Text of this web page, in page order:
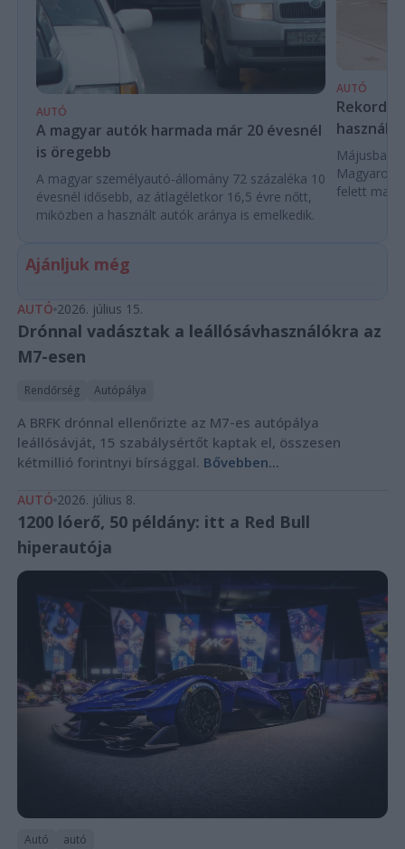
AUTÓ
A magyar autók harmada már 20 évesnél
is öregebb
A magyar személyautó-állomány 72 százaléka 10
évesnél idősebb, az átlagéletkor 16,5 évre nőtt,
miközben a használt autók aránya is emelkedik.
AUTÓ
Májusban
felett
Ajánljuk még
AUTÓ 2026. július 15.
Drónnal vadásztak a leállósávhasználókra az
M7-esen
Rendőrség Autópálya
A BRFK drónnal ellenőrizte az M7-es autópálya
leállósávját, 15 szabálysértőt kaptak el, összesen
kétmillió forintnyi bírsággal. Bővebben...
AUTÓ 2026. július 8.
1200 lóerő, 50 példány: itt a Red Bull
hiperautója
Autó autó